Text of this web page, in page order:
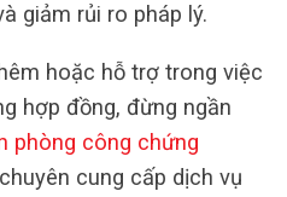
giảm rủi ro pháp lý.
hoặc hỗ trợ trong việc
hợp đồng, đừng ngần
phòng công chứng
cung cấp dịch vụ